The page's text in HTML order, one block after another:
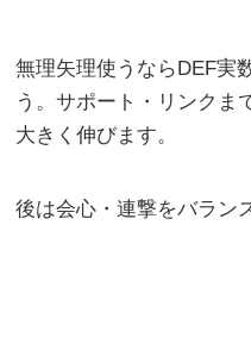
無理矢理使うならDEF実
う。サポート・リンクま
大きく伸びます。
後は会心・連撃をバラン